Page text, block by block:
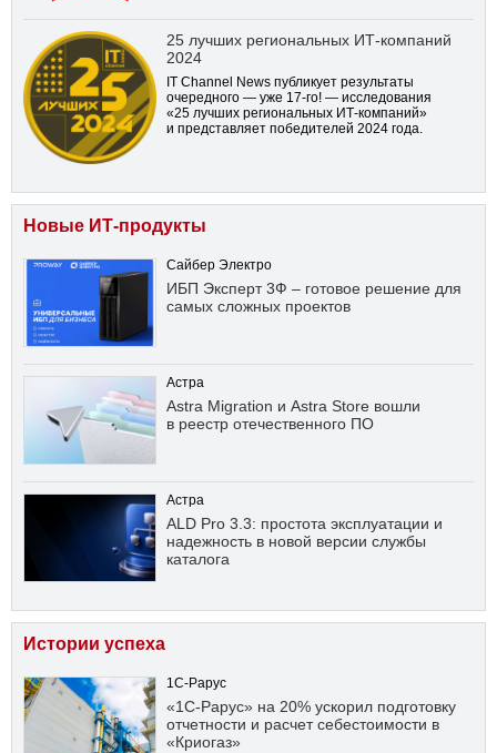
25 лучших региональных ИТ-компаний
2024
IT Channel News публикует результаты
очередного — уже 17-го! — исследования
«25 лучших региональных ИТ-компаний»
и представляет победителей 2024 года.
Новые ИТ-продукты
Сайбер Электро
ИБП Эксперт 3Ф – готовое решение для
самых сложных проектов
Астра
Astra Migration и Astra Store вошли
в реестр отечественного ПО
Астра
ALD Pro 3.3: простота эксплуатации и
надежность в новой версии службы
каталога
Истории успеха
1С-Рарус
«1С-Рарус» на 20% ускорил подготовку
отчетности и расчет себестоимости в
«Криогаз»